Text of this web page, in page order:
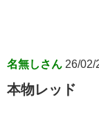
名無しさん 26/02/
本物レッド